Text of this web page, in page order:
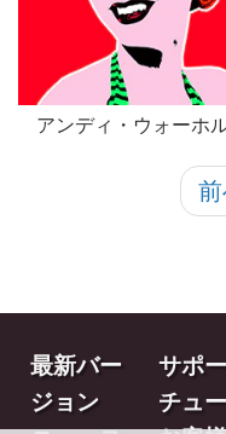
アンディ・ウォーホ
最新バー
ジョン
サポ
チュ